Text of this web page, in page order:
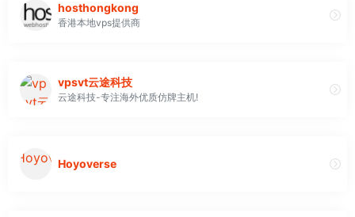
hosthongkong
香港本地vps提供商
vpsvt云途科技
云途科技-专注海外优质仿牌主机!
Hoyoverse